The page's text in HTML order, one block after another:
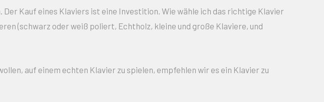
Der Kauf eines Klaviers ist eine Investition. Wie wähle ich das richtige Klavier
(schwarz oder weiß poliert, Echtholz, kleine und große Klaviere, und
auf einem echten Klavier zu spielen, empfehlen wir es ein Klavier zu